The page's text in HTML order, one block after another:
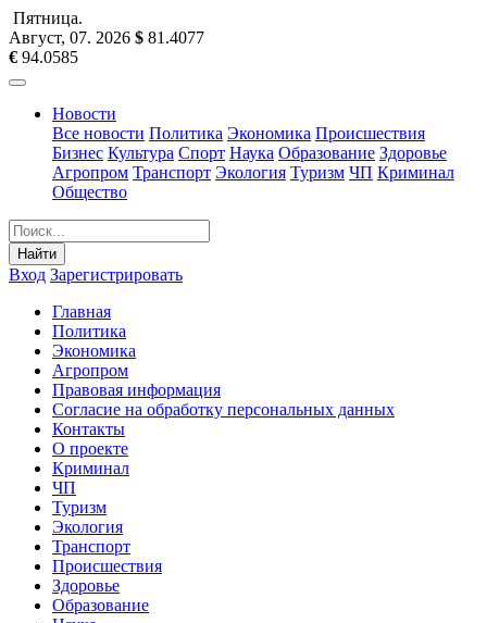
Пятница.
Август, 07. 2026 $ 81.4077
€ 94.0585
Новости
Все новости Политика Экономика Происшествия
Бизнес Культура Спорт Наука Образование Здоровье
Агропром Транспорт Экология Туризм ЧП Криминал
Общество
Найти
Вход Зарегистрировать
Главная
Политика
Экономика
Агропром
Правовая информация
Согласие на обработку персональных данных
Контакты
О проекте
Криминал
ЧП
Туризм
Экология
Транспорт
Происшествия
Здоровье
Образование